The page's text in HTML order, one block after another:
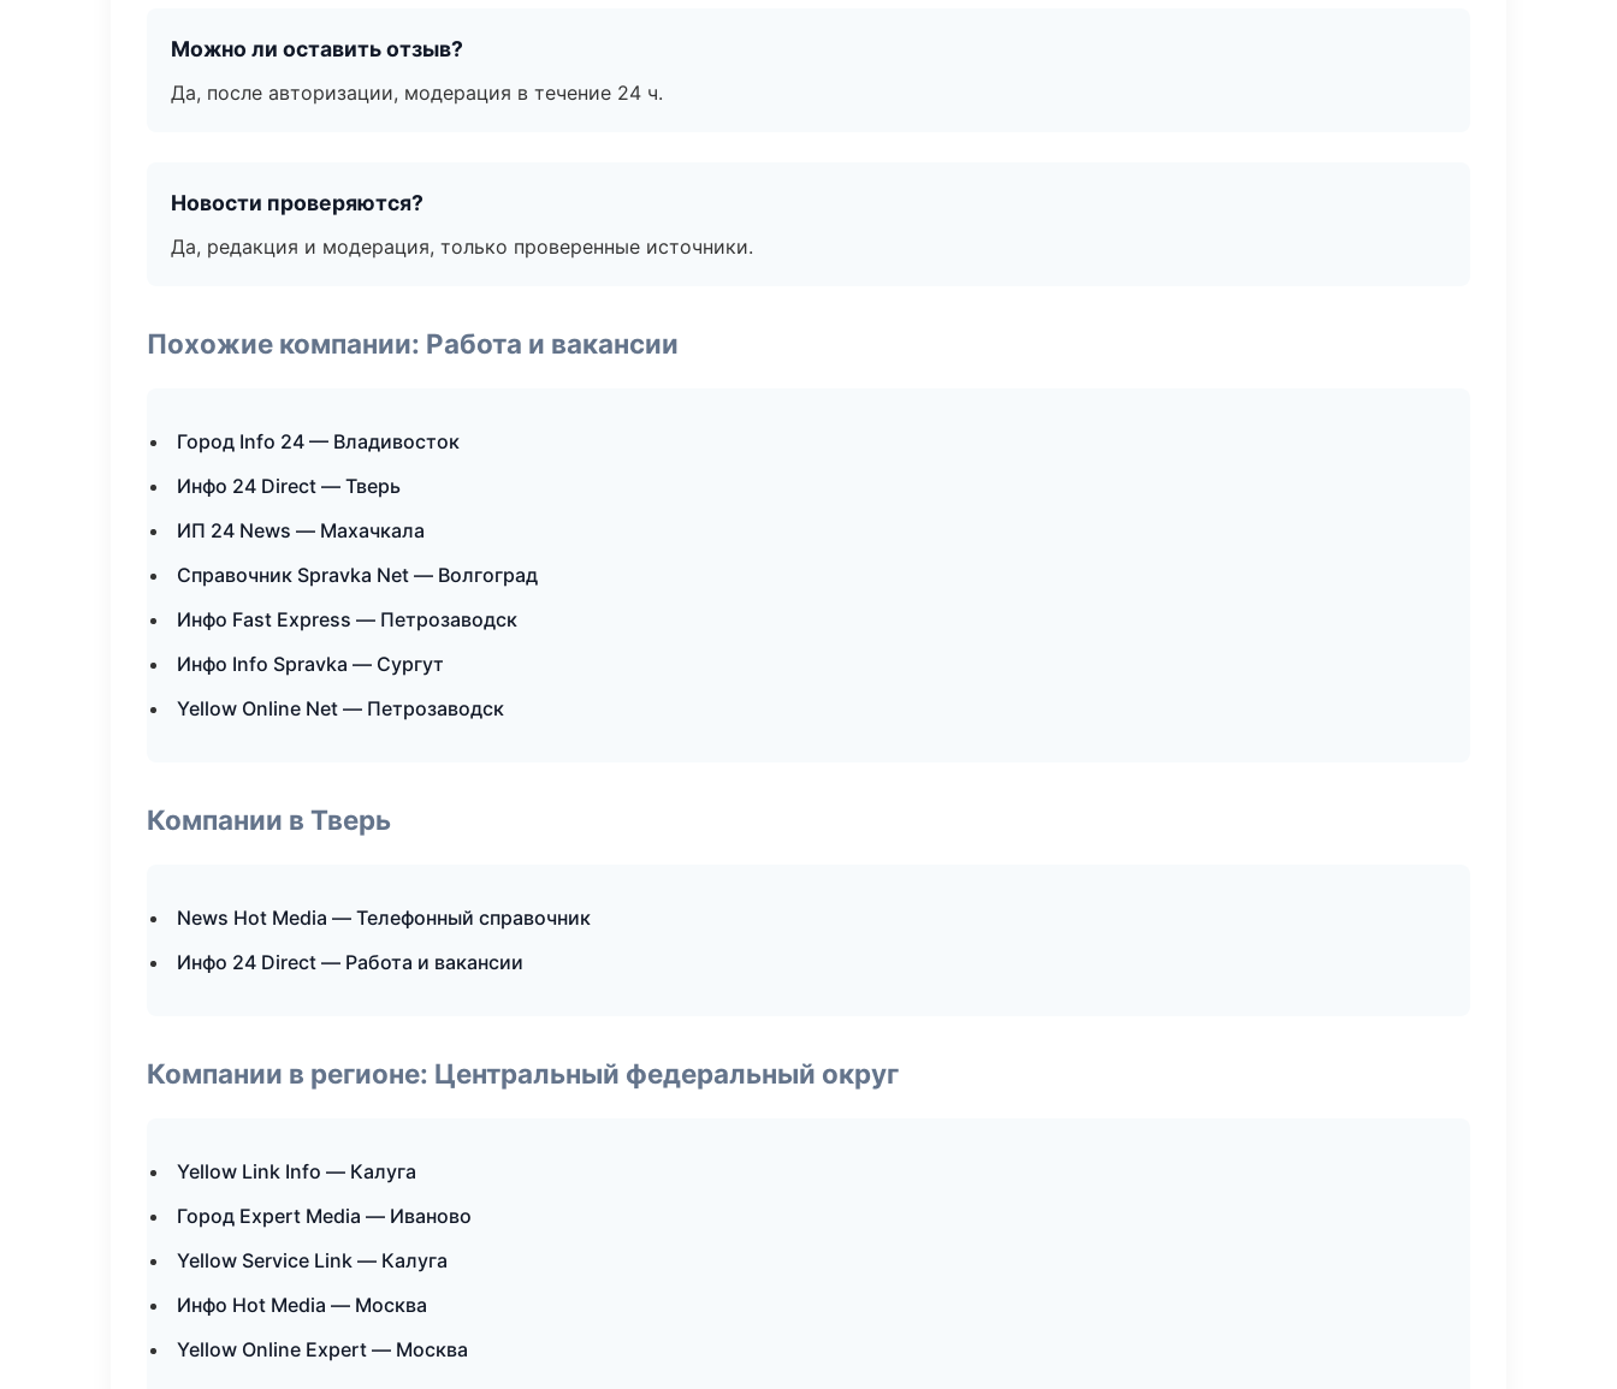
Можно ли оставить отзыв?
Да, после авторизации, модерация в течение 24 ч.
Новости проверяются?
Да, редакция и модерация, только проверенные источники.
Похожие компании: Работа и вакансии
Город Info 24 — Владивосток
Инфо 24 Direct — Тверь
ИП 24 News — Махачкала
Справочник Spravka Net — Волгоград
Инфо Fast Express — Петрозаводск
Инфо Info Spravka — Сургут
Yellow Online Net — Петрозаводск
Компании в Тверь
News Hot Media — Телефонный справочник
Инфо 24 Direct — Работа и вакансии
Компании в регионе: Центральный федеральный округ
Yellow Link Info — Калуга
Город Expert Media — Иваново
Yellow Service Link — Калуга
Инфо Hot Media — Москва
Yellow Online Expert — Москва